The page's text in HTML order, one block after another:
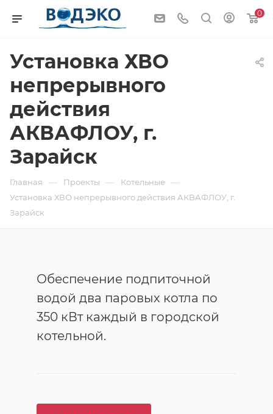
0
Установка ХВО
непрерывного
действия
АКВАФЛОУ, г.
Зарайск
Главная — Проекты — Котельные —
Установка ХВО непрерывного действия АКВАФЛОУ, г.
Зарайск
Обеспечение подпиточной
водой два паровых котла по
350 кВт каждый в городской
котельной.